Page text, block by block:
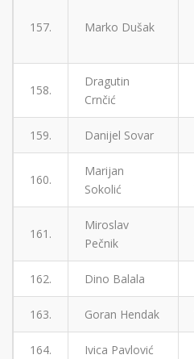
157. Marko Dušak
158.
Dragutin
Crnčić
159. Danijel Sovar
160.
Marijan
Sokolić
161.
Miroslav
Pečnik
162. Dino Balala
163. Goran Hendak
164. Ivica Pavlović